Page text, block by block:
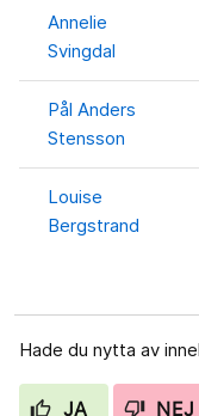
Annelie
Svingdal
Pål Anders
Stensson
Louise
Bergstrand
Hade du nytta av
JA NEJ